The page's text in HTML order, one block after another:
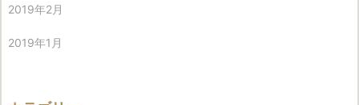
2019年2月
2019年1月